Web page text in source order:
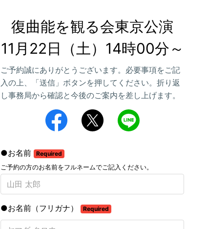
復曲能を観る会東京公演
11月22日（土）14時00分～
ご予約誠にありがとうございます。必要事項をご記
入の上、「送信」ボタンを押してください。折り返
し事務局から確認と今後のご案内を差し上げます。
●お名前 Required
ご予約の方のお名前をフルネームでご記入ください。
●お名前（フリガナ） Required